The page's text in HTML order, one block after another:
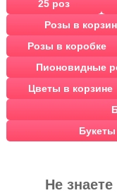
25 роз
Розы в
Розы в коробке
Пионовидные
Цветы в корзине
Не